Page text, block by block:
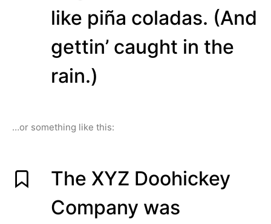
like piña coladas. (And
gettin’ caught in the
rain.)
…or something like this:
The XYZ Doohickey
Company was